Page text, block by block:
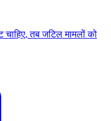
चाहिए, तब जटिल मामलों को